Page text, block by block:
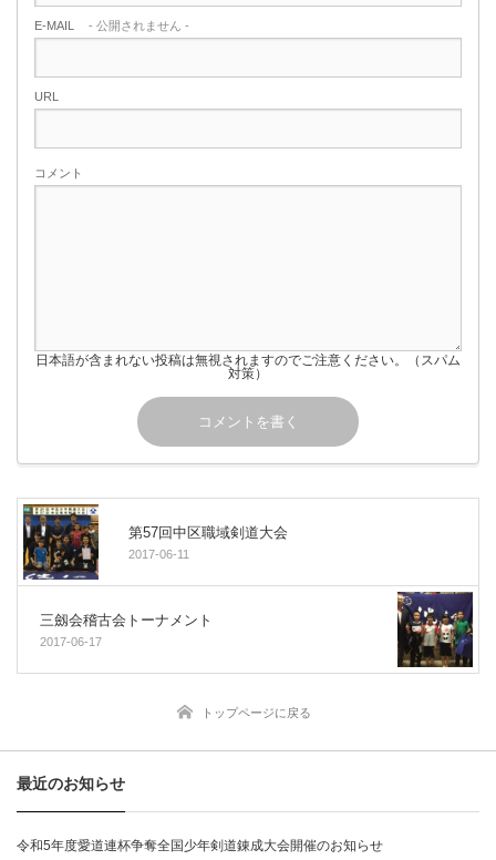
E-MAIL - 公開されません -
URL
コメント
日本語が含まれない投稿は無視されますのでご注意ください。（スパム
対策）
第57回中区職域剣道大会
2017-06-11
三劔会稽古会トーナメント
2017-06-17
トップページに戻る
最近のお知らせ
令和5年度愛道連杯争奪全国少年剣道錬成大会開催のお知らせ